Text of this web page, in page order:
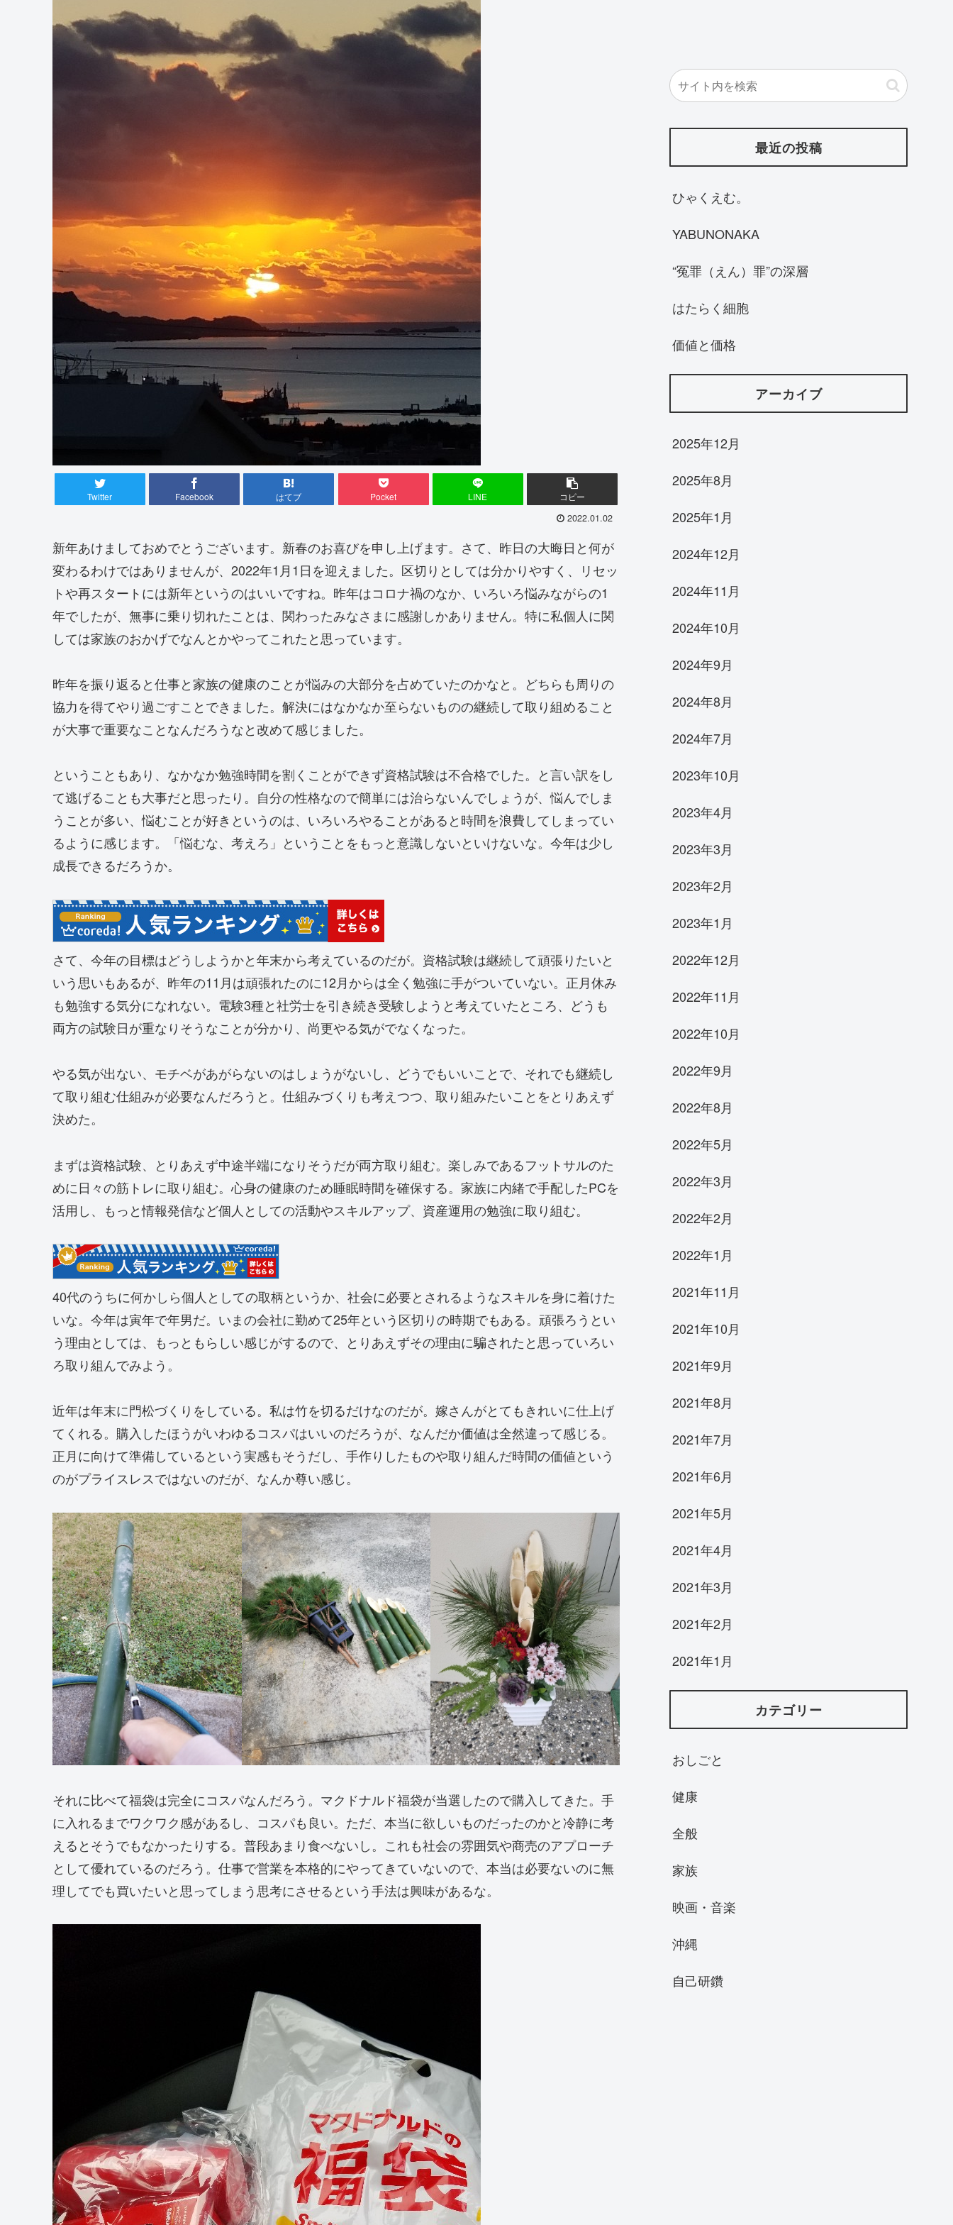
Twitter Facebook はてブ Pocket LINE コピー
2022.01.02
新年あけましておめでとうございます。新春のお喜びを申し上げます。さて、昨日の大晦日と何が
変わるわけではありませんが、2022年1月1日を迎えました。区切りとしては分かりやすく、リセッ
トや再スタートには新年というのはいいですね。昨年はコロナ禍のなか、いろいろ悩みながらの1
年でしたが、無事に乗り切れたことは、関わったみなさまに感謝しかありません。特に私個人に関
しては家族のおかげでなんとかやってこれたと思っています。
昨年を振り返ると仕事と家族の健康のことが悩みの大部分を占めていたのかなと。どちらも周りの
協力を得てやり過ごすことできました。解決にはなかなか至らないものの継続して取り組めること
が大事で重要なことなんだろうなと改めて感じました。
ということもあり、なかなか勉強時間を割くことができず資格試験は不合格でした。と言い訳をし
て逃げることも大事だと思ったり。自分の性格なので簡単には治らないんでしょうが、悩んでしま
うことが多い、悩むことが好きというのは、いろいろやることがあると時間を浪費してしまってい
るように感じます。「悩むな、考えろ」ということをもっと意識しないといけないな。今年は少し
成長できるだろうか。
さて、今年の目標はどうしようかと年末から考えているのだが。資格試験は継続して頑張りたいと
いう思いもあるが、昨年の11月は頑張れたのに12月からは全く勉強に手がついていない。正月休み
も勉強する気分になれない。電験3種と社労士を引き続き受験しようと考えていたところ、どうも
両方の試験日が重なりそうなことが分かり、尚更やる気がでなくなった。
やる気が出ない、モチベがあがらないのはしょうがないし、どうでもいいことで、それでも継続し
て取り組む仕組みが必要なんだろうと。仕組みづくりも考えつつ、取り組みたいことをとりあえず
決めた。
まずは資格試験、とりあえず中途半端になりそうだが両方取り組む。楽しみであるフットサルのた
めに日々の筋トレに取り組む。心身の健康のため睡眠時間を確保する。家族に内緒で手配したPCを
活用し、もっと情報発信など個人としての活動やスキルアップ、資産運用の勉強に取り組む。
40代のうちに何かしら個人としての取柄というか、社会に必要とされるようなスキルを身に着けた
いな。今年は寅年で年男だ。いまの会社に勤めて25年という区切りの時期でもある。頑張ろうとい
う理由としては、もっともらしい感じがするので、とりあえずその理由に騙されたと思っていろい
ろ取り組んでみよう。
近年は年末に門松づくりをしている。私は竹を切るだけなのだが。嫁さんがとてもきれいに仕上げ
てくれる。購入したほうがいわゆるコスパはいいのだろうが、なんだか価値は全然違って感じる。
正月に向けて準備しているという実感もそうだし、手作りしたものや取り組んだ時間の価値という
のがプライスレスではないのだが、なんか尊い感じ。
それに比べて福袋は完全にコスパなんだろう。マクドナルド福袋が当選したので購入してきた。手
に入れるまでワクワク感があるし、コスパも良い。ただ、本当に欲しいものだったのかと冷静に考
えるとそうでもなかったりする。普段あまり食べないし。これも社会の雰囲気や商売のアプローチ
として優れているのだろう。仕事で営業を本格的にやってきていないので、本当は必要ないのに無
理してでも買いたいと思ってしまう思考にさせるという手法は興味があるな。
最近の投稿
ひゃくえむ。
YABUNONAKA
“冤罪（えん）罪”の深層
はたらく細胞
価値と価格
アーカイブ
2025年12月
2025年8月
2025年1月
2024年12月
2024年11月
2024年10月
2024年9月
2024年8月
2024年7月
2023年10月
2023年4月
2023年3月
2023年2月
2023年1月
2022年12月
2022年11月
2022年10月
2022年9月
2022年8月
2022年5月
2022年3月
2022年2月
2022年1月
2021年11月
2021年10月
2021年9月
2021年8月
2021年7月
2021年6月
2021年5月
2021年4月
2021年3月
2021年2月
2021年1月
カテゴリー
おしごと
健康
全般
家族
映画・音楽
沖縄
自己研鑽